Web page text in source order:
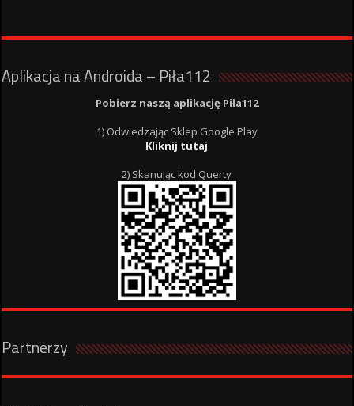
Aplikacja na Androida – Piła112
Pobierz naszą aplikację Piła112
1) Odwiedzając Sklep Google Play
Kliknij tutaj
2) Skanując kod Querty
Partnerzy